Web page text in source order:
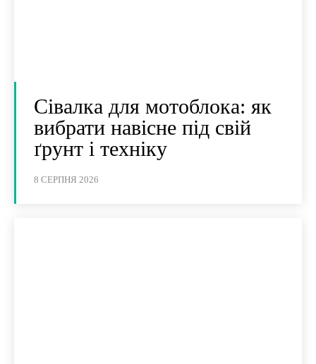
Сівалка для мотоблока: як
вибрати навісне під свій
ґрунт і техніку
8 СЕРПНЯ 2026